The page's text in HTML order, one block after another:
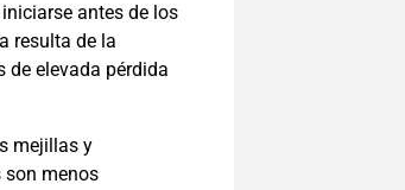
antes de los
resulta de la
elevada pérdida
mejillas y
son menos